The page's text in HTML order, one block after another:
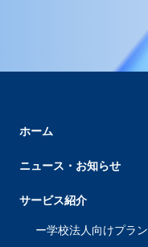
ホーム
ニュース・お知らせ
サービス紹介
学校法人向けプラン